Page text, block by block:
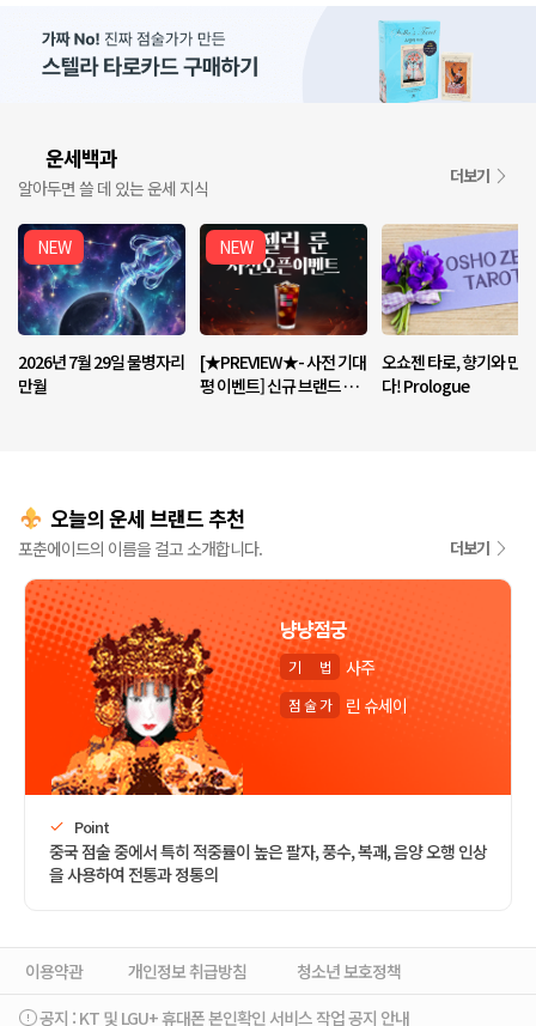
운세백과
알아두면 쓸 데 있는 운세 지식
더보기
NEW
2026년 7월 29일 물병자리
만월
NEW
[★PREVIEW★- 사전 기대
평 이벤트] 신규 브랜드 <엔
오쇼젠 타로, 향기와 만나
다! Prologue
오늘의 운세 브랜드 추천
포춘에이드의 이름을 걸고 소개합니다. 더보기
냥냥점궁
기 법 사주
점술가 린 슈세이
Point
중국 점술 중에서 특히 적중률이 높은 팔자, 풍수, 복괘, 음양 오행 인상
을 사용하여 전통과 정통의
이용약관 개인정보 취급방침
청소년 보호정책
공지 : KT 및 LGU+ 휴대폰 본인확인 서비스 작업 공지 안내